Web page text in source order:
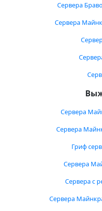
Сервера
Сервера
Сервера
Сервера
Гриф
Сервера
Сервера с
Сервера